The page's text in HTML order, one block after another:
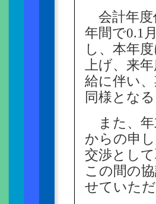
会計年度
年間で0.1
し、本年
上げ、来
給に伴い
同様とな
また、年
からの申
交渉とし
この間の
せていた